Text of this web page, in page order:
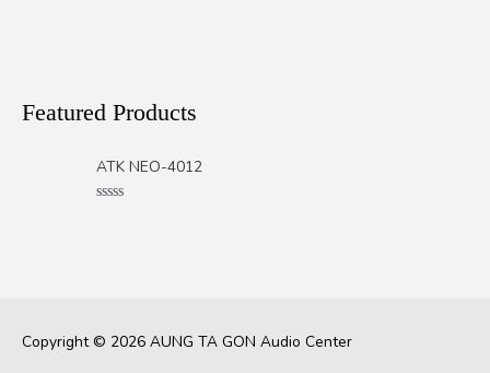
Featured Products
ATK NEO-4012
Copyright © 2026 AUNG TA GON Audio Center